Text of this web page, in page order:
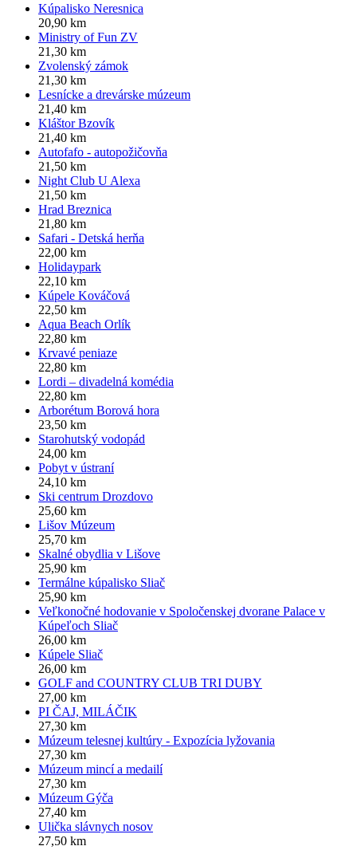
Kúpalisko Neresnica
20,90 km
Ministry of Fun ZV
21,30 km
Zvolenský zámok
21,30 km
Lesnícke a drevárske múzeum
21,40 km
Kláštor Bzovík
21,40 km
Autofafo - autopožičovňa
21,50 km
Night Club U Alexa
21,50 km
Hrad Breznica
21,80 km
Safari - Detská herňa
22,00 km
Holidaypark
22,10 km
Kúpele Kováčová
22,50 km
Aqua Beach Orlík
22,80 km
Krvavé peniaze
22,80 km
Lordi – divadelná komédia
22,80 km
Arborétum Borová hora
23,50 km
Starohutský vodopád
24,00 km
Pobyt v ústraní
24,10 km
Ski centrum Drozdovo
25,60 km
Lišov Múzeum
25,70 km
Skalné obydlia v Lišove
25,90 km
Termálne kúpalisko Sliač
25,90 km
Veľkonočné hodovanie v Spoločenskej dvorane Palace v
Kúpeľoch Sliač
26,00 km
Kúpele Sliač
26,00 km
GOLF and COUNTRY CLUB TRI DUBY
27,00 km
PI ČAJ, MILÁČIK
27,30 km
Múzeum telesnej kultúry - Expozícia lyžovania
27,30 km
Múzeum mincí a medailí
27,30 km
Múzeum Gýča
27,40 km
Ulička slávnych nosov
27,50 km